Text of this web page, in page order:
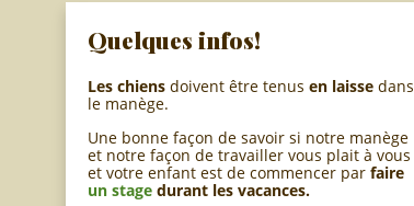
Quelques infos!
Les chiens doivent être tenus en laisse dans
le manège.
Une bonne façon de savoir si notre manège
et notre façon de travailler vous plait à vous
et votre enfant est de commencer par faire
un stage durant les vacances.